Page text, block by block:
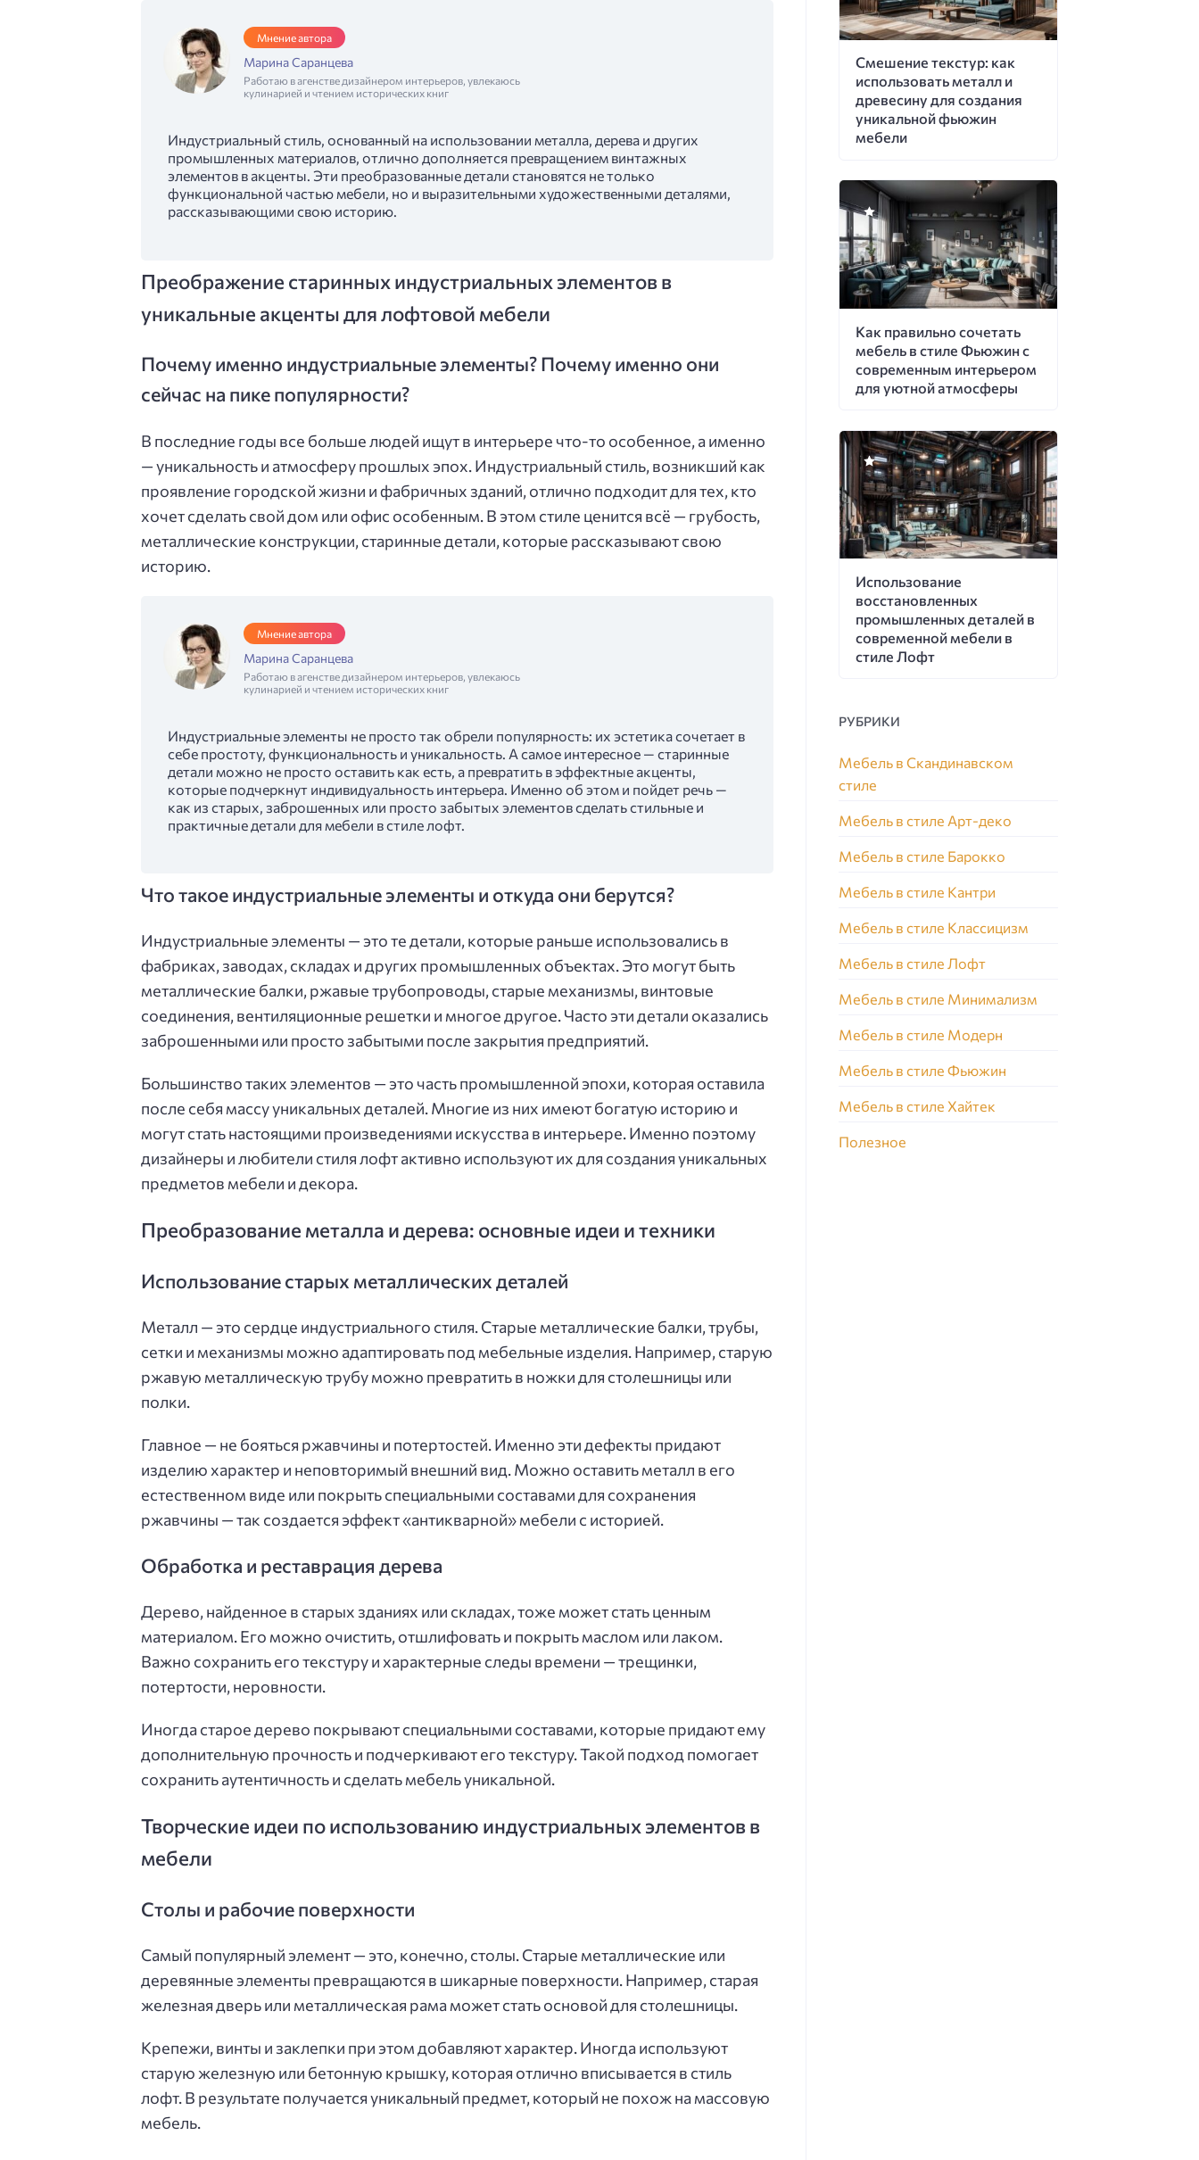
Мнение автора
Марина Саранцева
Работаю в агенстве дизайнером интерьеров, увлекаюсь
кулинарией и чтением исторических книг
Индустриальный стиль, основанный на использовании металла, дерева и других
промышленных материалов, отлично дополняется превращением винтажных
элементов в акценты. Эти преобразованные детали становятся не только
функциональной частью мебели, но и выразительными художественными деталями,
рассказывающими свою историю.
Преображение старинных индустриальных элементов в
уникальные акценты для лофтовой мебели
Почему именно индустриальные элементы? Почему именно они
сейчас на пике популярности?
В последние годы все больше людей ищут в интерьере что-то особенное, а именно
— уникальность и атмосферу прошлых эпох. Индустриальный стиль, возникший как
проявление городской жизни и фабричных зданий, отлично подходит для тех, кто
хочет сделать свой дом или офис особенным. В этом стиле ценится всё — грубость,
металлические конструкции, старинные детали, которые рассказывают свою
историю.
Мнение автора
Марина Саранцева
Работаю в агенстве дизайнером интерьеров, увлекаюсь
кулинарией и чтением исторических книг
Индустриальные элементы не просто так обрели популярность: их эстетика сочетает в
себе простоту, функциональность и уникальность. А самое интересное — старинные
детали можно не просто оставить как есть, а превратить в эффектные акценты,
которые подчеркнут индивидуальность интерьера. Именно об этом и пойдет речь —
как из старых, заброшенных или просто забытых элементов сделать стильные и
практичные детали для мебели в стиле лофт.
Что такое индустриальные элементы и откуда они берутся?
Индустриальные элементы — это те детали, которые раньше использовались в
фабриках, заводах, складах и других промышленных объектах. Это могут быть
металлические балки, ржавые трубопроводы, старые механизмы, винтовые
соединения, вентиляционные решетки и многое другое. Часто эти детали оказались
заброшенными или просто забытыми после закрытия предприятий.
Большинство таких элементов — это часть промышленной эпохи, которая оставила
после себя массу уникальных деталей. Многие из них имеют богатую историю и
могут стать настоящими произведениями искусства в интерьере. Именно поэтому
дизайнеры и любители стиля лофт активно используют их для создания уникальных
предметов мебели и декора.
Преобразование металла и дерева: основные идеи и техники
Использование старых металлических деталей
Металл — это сердце индустриального стиля. Старые металлические балки, трубы,
сетки и механизмы можно адаптировать под мебельные изделия. Например, старую
ржавую металлическую трубу можно превратить в ножки для столешницы или
полки.
Главное — не бояться ржавчины и потертостей. Именно эти дефекты придают
изделию характер и неповторимый внешний вид. Можно оставить металл в его
естественном виде или покрыть специальными составами для сохранения
ржавчины — так создается эффект «антикварной» мебели с историей.
Обработка и реставрация дерева
Дерево, найденное в старых зданиях или складах, тоже может стать ценным
материалом. Его можно очистить, отшлифовать и покрыть маслом или лаком.
Важно сохранить его текстуру и характерные следы времени — трещинки,
потертости, неровности.
Иногда старое дерево покрывают специальными составами, которые придают ему
дополнительную прочность и подчеркивают его текстуру. Такой подход помогает
сохранить аутентичность и сделать мебель уникальной.
Творческие идеи по использованию индустриальных элементов в
мебели
Столы и рабочие поверхности
Самый популярный элемент — это, конечно, столы. Старые металлические или
деревянные элементы превращаются в шикарные поверхности. Например, старая
железная дверь или металлическая рама может стать основой для столешницы.
Крепежи, винты и заклепки при этом добавляют характер. Иногда используют
старую железную или бетонную крышку, которая отлично вписывается в стиль
лофт. В результате получается уникальный предмет, который не похож на массовую
мебель.
Смешение текстур: как
использовать металл и
древесину для создания
уникальной фьюжин
мебели
Как правильно сочетать
мебель в стиле Фьюжин с
современным интерьером
для уютной атмосферы
Использование
восстановленных
промышленных деталей в
современной мебели в
стиле Лофт
РУБРИКИ
Мебель в Скандинавском
стиле
Мебель в стиле Арт-деко
Мебель в стиле Барокко
Мебель в стиле Кантри
Мебель в стиле Классицизм
Мебель в стиле Лофт
Мебель в стиле Минимализм
Мебель в стиле Модерн
Мебель в стиле Фьюжин
Мебель в стиле Хайтек
Полезное